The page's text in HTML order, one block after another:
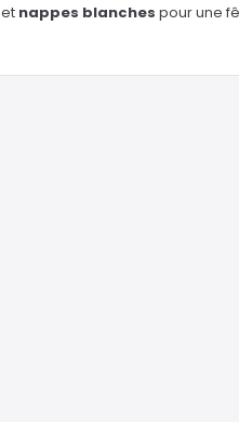
et nappes blanches pour une